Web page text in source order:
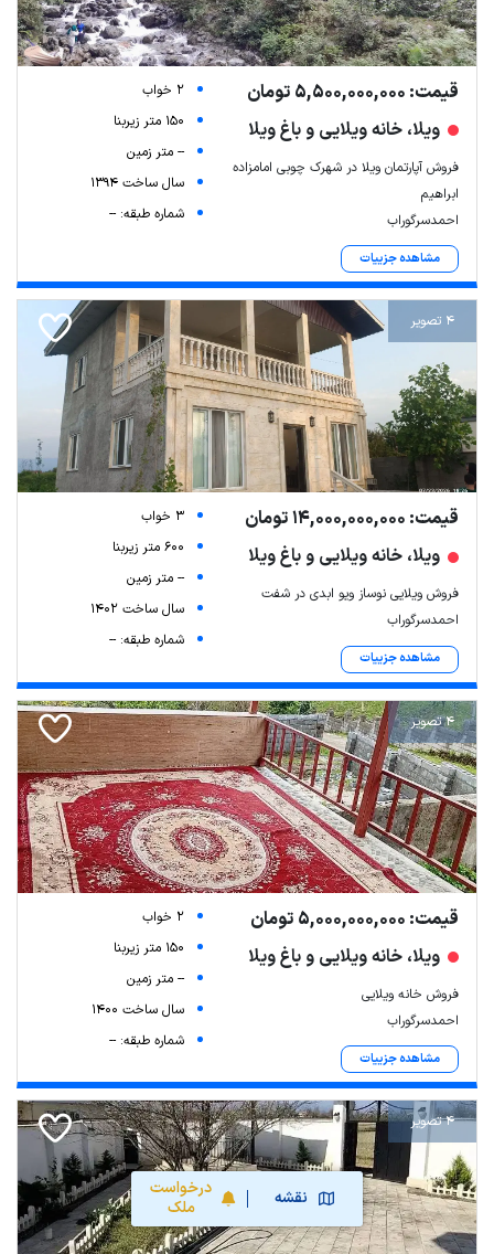
نقشه
درخواست
ملک
قیمت: 5,500,000,000 تومان
ویلا، خانه ویلایی و باغ ویلا
فروش آپارتمان ویلا در شهرک چوبی امامزاده
ابراهیم
احمدسرگوراب
مشاهده جزییات
2 خواب
150 متر زیربنا
-- متر زمین
سال ساخت 1394
شماره طبقه: --
4 تصویر
قیمت: 14,000,000,000 تومان
ویلا، خانه ویلایی و باغ ویلا
فروش ویلایی نوساز ویو ابدی در شفت
احمدسرگوراب
مشاهده جزییات
3 خواب
600 متر زیربنا
-- متر زمین
سال ساخت 1402
شماره طبقه: --
4 تصویر
قیمت: 5,000,000,000 تومان
ویلا، خانه ویلایی و باغ ویلا
فروش خانه ویلایی
احمدسرگوراب
مشاهده جزییات
2 خواب
150 متر زیربنا
-- متر زمین
سال ساخت 1400
شماره طبقه: --
4 تصویر